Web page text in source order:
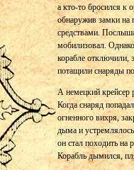
а кто-то бросился к
обнаружив замки на
средствами.
мобилизовал.
корабле отключили,
потащили снаряды
А немецкий крейсер
Когда снаряд
огненного вихря,
дыма и
он стал походить на
Корабль дымился,